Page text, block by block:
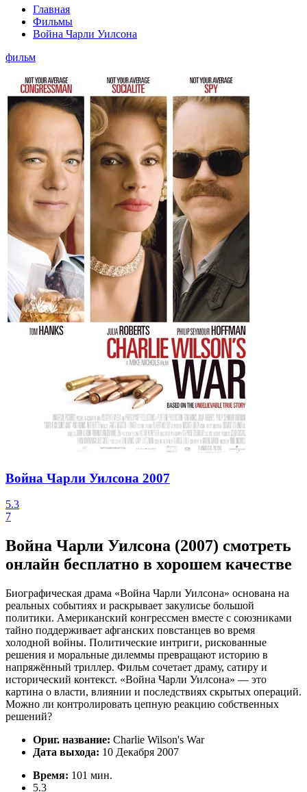
Главная
Фильмы
Война Чарли Уилсона
фильм
Война Чарли Уилсона 2007
5.3
7
Война Чарли Уилсона (2007) смотреть
онлайн бесплатно в хорошем качестве
Биографическая драма «Война Чарли Уилсона» основана на
реальных событиях и раскрывает закулисье большой
политики. Американский конгрессмен вместе с союзниками
тайно поддерживает афганских повстанцев во время
холодной войны. Политические интриги, рискованные
решения и моральные дилеммы превращают историю в
напряжённый триллер. Фильм сочетает драму, сатиру и
исторический контекст. «Война Чарли Уилсона» — это
картина о власти, влиянии и последствиях скрытых операций.
Можно ли контролировать цепную реакцию собственных
решений?
Ориг. название: Charlie Wilson's War
Дата выхода: 10 Декабря 2007
Время: 101 мин.
5.3